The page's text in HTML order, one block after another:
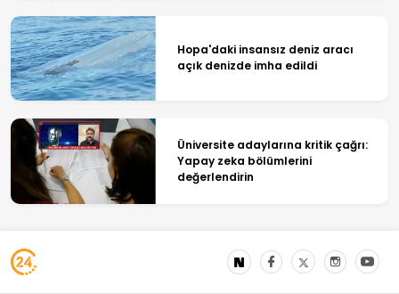
Hopa'daki insansız deniz aracı
açık denizde imha edildi
Üniversite adaylarına kritik çağrı:
Yapay zeka bölümlerini
değerlendirin